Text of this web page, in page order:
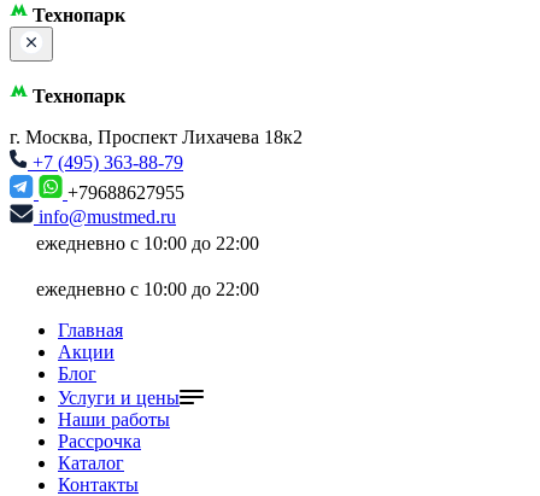
Технопарк
Технопарк
г. Москва, Проспект Лихачева 18к2
+7 (495) 363-88-79
+79688627955
info@mustmed.ru
ежедневно с 10:00 до 22:00
ежедневно с 10:00 до 22:00
Главная
Акции
Блог
Услуги и цены
Наши работы
Рассрочка
Каталог
Контакты